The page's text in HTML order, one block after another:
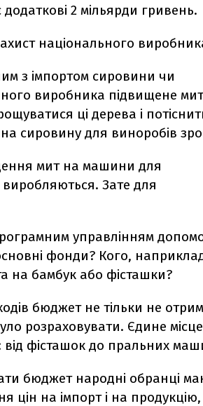
2 мільярди гривень.
національного
з імпортом сировини чи
виробника підвищене
ці дерева і
сировину для виноробів
мит на машини для
Зате для
управлінням
фонди? Кого,
на бамбук або фісташки?
бюджет не тільки не
розраховувати. Єдине
від фісташок до пральних
бюджет народні обранці
цін на імпорт і на продукцію,